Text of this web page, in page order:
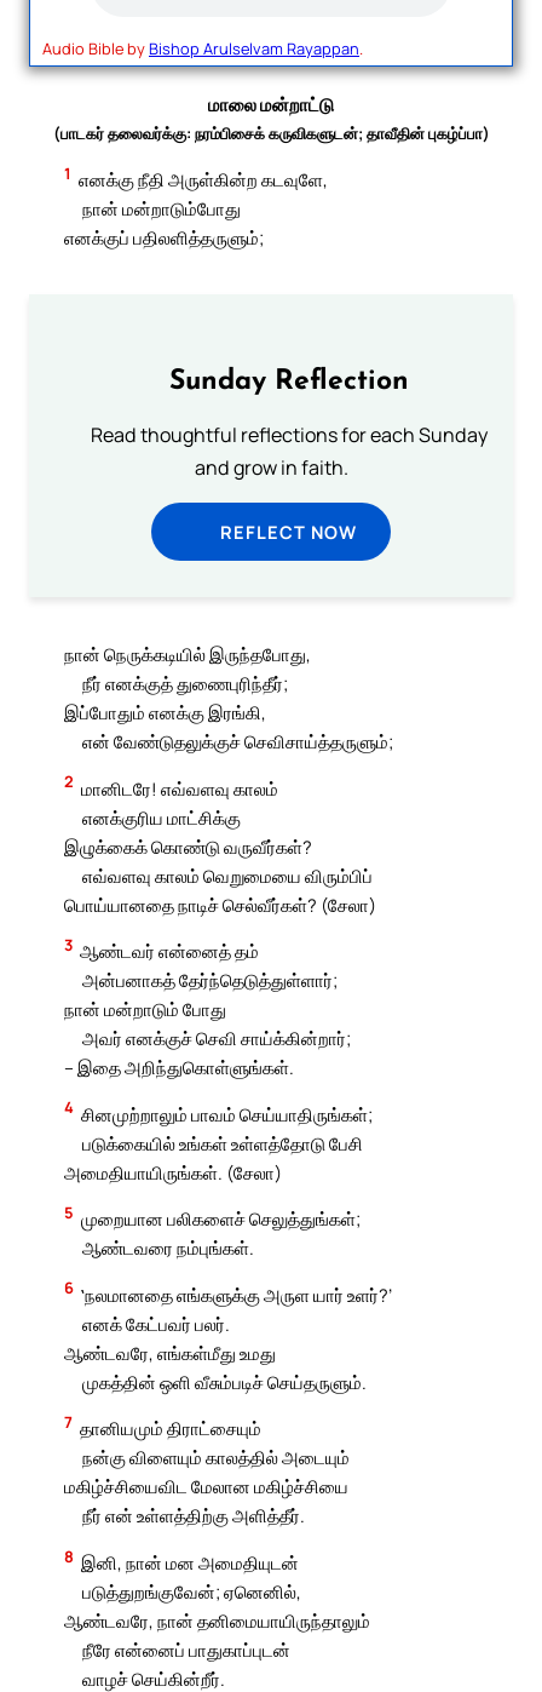
Audio Bible byBishop Arulselvam Rayappan.
மாலை மன்றாட்டு
(பாடகர் தலைவர்க்கு: நரம்பிசைக் கருவிகளுடன்; தாவீதின் புகழ்ப்பா)
1 எனக்கு நீதி அருள்கின்ற கடவுளே,
நான் மன்றாடும்போது
எனக்குப் பதிலளித்தருளும்;
Sunday Reflection
Read thoughtful reflections for each Sunday
and grow in faith.
REFLECT NOW
நான் நெருக்கடியில் இருந்தபோது,
நீர் எனக்குத் துணைபுரிந்தீர்;
இப்போதும் எனக்கு இரங்கி,
என் வேண்டுதலுக்குச் செவிசாய்த்தருளும்;
2 மானிடரே! எவ்வளவு காலம்
எனக்குரிய மாட்சிக்கு
இழுக்கைக் கொண்டு வருவீர்கள்?
எவ்வளவு காலம் வெறுமையை விரும்பிப்
பொய்யானதை நாடிச் செல்வீர்கள்? (சேலா)
3 ஆண்டவர் என்னைத் தம்
அன்பனாகத் தேர்ந்தெடுத்துள்ளார்;
நான் மன்றாடும் போது
அவர் எனக்குச் செவி சாய்க்கின்றார்;
– இதை அறிந்துகொள்ளுங்கள்.
4 சினமுற்றாலும் பாவம் செய்யாதிருங்கள்;
படுக்கையில் உங்கள் உள்ளத்தோடு பேசி
அமைதியாயிருங்கள். (சேலா)
5 முறையான பலிகளைச் செலுத்துங்கள்;
ஆண்டவரை நம்புங்கள்.
6 ‛நலமானதை எங்களுக்கு அருள யார் உளர்?’
எனக் கேட்பவர் பலர்.
ஆண்டவரே, எங்கள்மீது உமது
முகத்தின் ஒளி வீசும்படிச் செய்தருளும்.
7 தானியமும் திராட்சையும்
நன்கு விளையும் காலத்தில் அடையும்
மகிழ்ச்சியைவிட மேலான மகிழ்ச்சியை
நீர் என் உள்ளத்திற்கு அளித்தீர்.
8 இனி, நான் மன அமைதியுடன்
படுத்துறங்குவேன்; ஏனெனில்,
ஆண்டவரே, நான் தனிமையாயிருந்தாலும்
நீரே என்னைப் பாதுகாப்புடன்
வாழச் செய்கின்றீர்.